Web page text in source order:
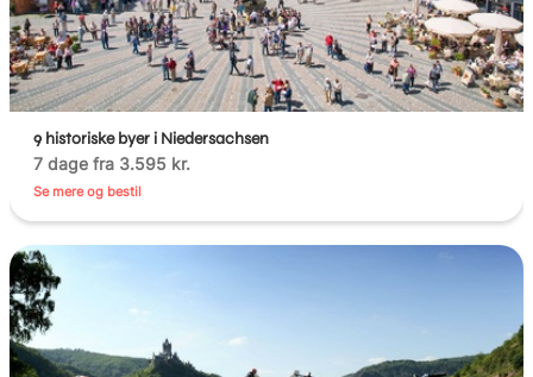
9 historiske byer i Niedersachsen
7 dage fra 3.595 kr.
Se mere og bestil